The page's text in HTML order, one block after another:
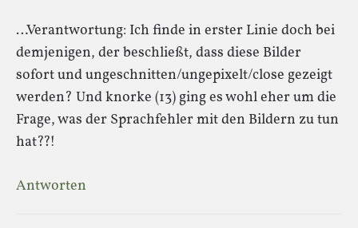
…Verantwortung: Ich finde in erster Linie doch bei
demjenigen, der beschließt, dass diese Bilder
sofort und ungeschnitten/ungepixelt/close gezeigt
werden? Und knorke (13) ging es wohl eher um die
Frage, was der Sprachfehler mit den Bildern zu tun
hat??!
Antworten